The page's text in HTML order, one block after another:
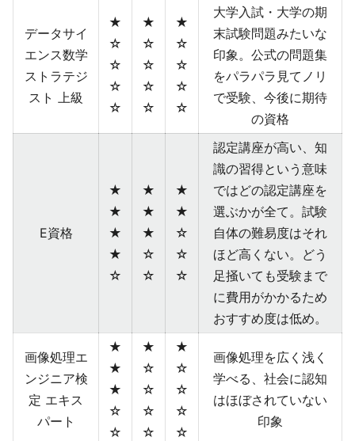
データサイ
エンス数学
ストラテジ
スト 上級
★
☆
☆
☆
☆
★
☆
☆
☆
☆
★
☆
☆
☆
☆
大学入試・大学の期
末試験問題みたいな
印象。公式の問題集
をパラパラ見てノリ
で受験、今後に期待
の資格
E資格
★
★
★
★
☆
★
★
★
☆
☆
★
★
☆
☆
☆
認定講座が高い、知
識の習得という意味
ではどの認定講座を
選ぶかが全て。試験
自体の難易度はそれ
ほど高くない。どう
足掻いても受験まで
に費用がかかるため
おすすめ度は低め。
画像処理エ
ンジニア検
定 エキス
パート
★
★
★
☆
☆
★
☆
☆
☆
☆
★
☆
☆
☆
☆
画像処理を広く浅く
学べる、社会に認知
はほぼされていない
印象